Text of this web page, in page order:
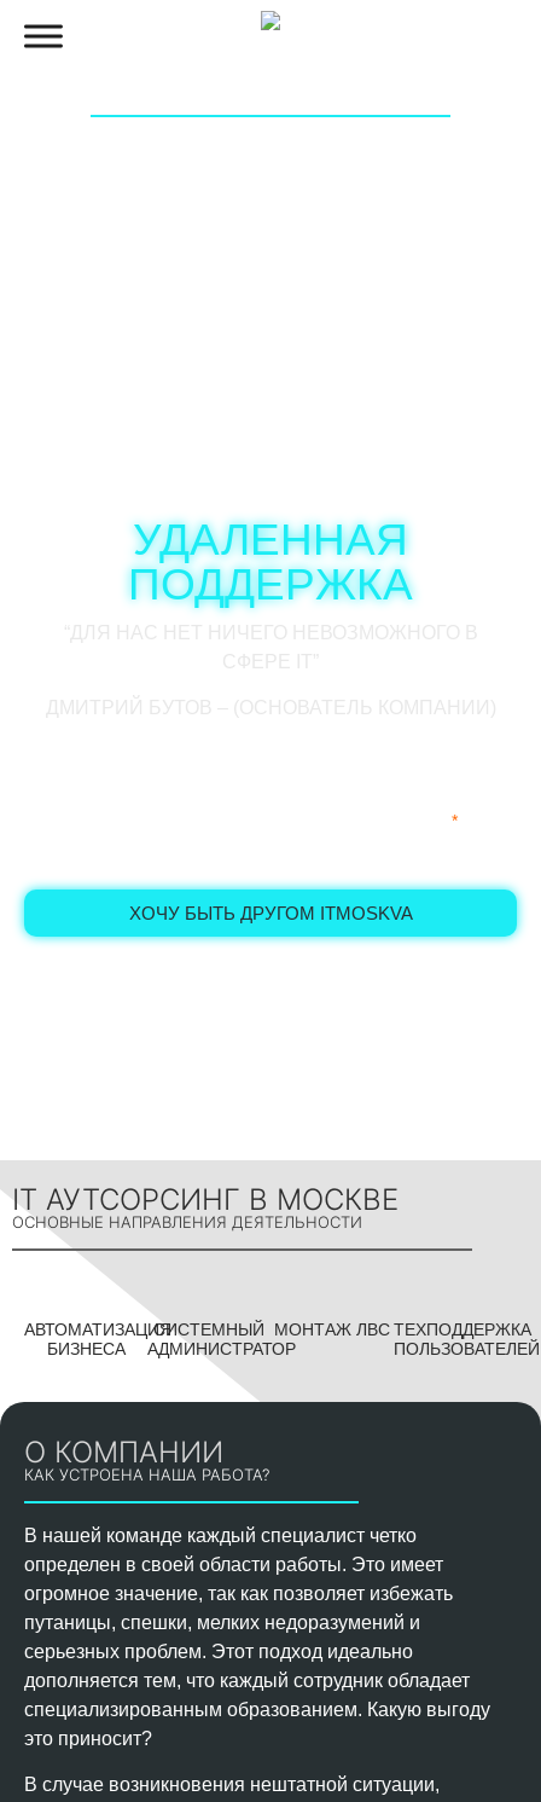
УДАЛЕННАЯ
ПОДДЕРЖКА
*, 356
ХОЧУ БЫТЬ ДРУГОМ ITMOSKVA
IT АУТСОРСИНГ В МОСКВЕ
ОСНОВНЫЕ НАПРАВЛЕНИЯ ДЕЯТЕЛЬНОСТИ
АВТОМАТИЗАЦИЯ
БИЗНЕСА
СИСТЕМНЫЙ
АДМИНИСТРАТОР
МОНТАЖ ЛВСТЕХПОДДЕРЖКА
ПОЛЬЗОВАТЕЛЕЙ
О КОМПАНИИ
КАК УСТРОЕНА НАША РАБОТА?
В нашей команде каждый специалист четко
определен в своей области работы. Это имеет
огромное значение, так как позволяет избежать
путаницы, спешки, мелких недоразумений и
серьезных проблем. Этот подход идеально
дополняется тем, что каждый сотрудник обладает
специализированным образованием. Какую выгоду
это приносит?
В случае возникновения нештатной ситуации,